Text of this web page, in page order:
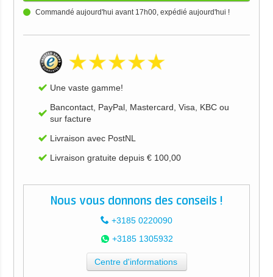
Commandé aujourd'hui avant 17h00, expédié aujourd'hui !
Une vaste gamme!
Bancontact, PayPal, Mastercard, Visa, KBC ou
sur facture
Livraison avec PostNL
Livraison gratuite depuis € 100,00
Nous vous donnons des conseils !
+3185 0220090
+3185 1305932
Centre d'informations